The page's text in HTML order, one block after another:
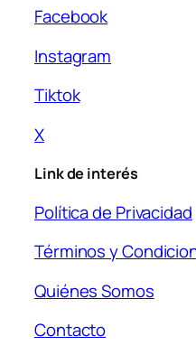
Facebook
Instagram
Tiktok
X
Link de interés
Política de Privacidad
Términos y
Quiénes Somos
Contacto